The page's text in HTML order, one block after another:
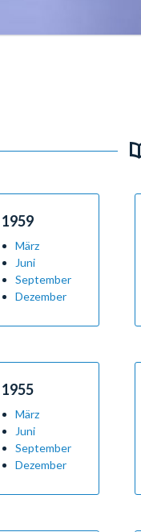
1959
März
Juni
September
Dezember
1955
März
Juni
September
Dezember